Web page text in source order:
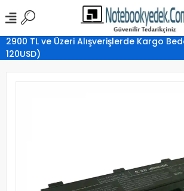
2900 TL ve Üzeri Alışverişlerde Kargo
120USD)